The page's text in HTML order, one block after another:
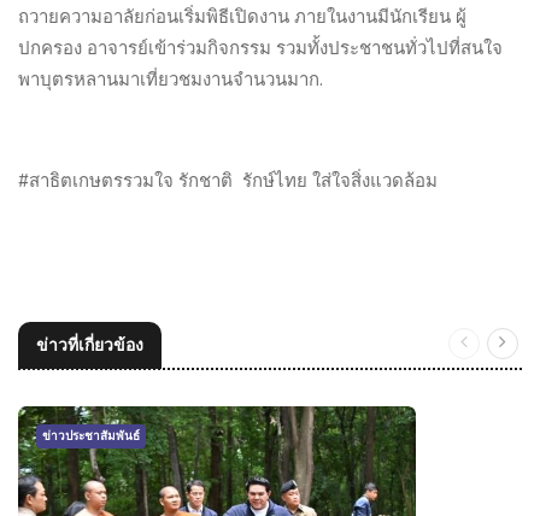
ถวายความอาลัยก่อนเริ่มพิธีเปิดงาน ภายในงานมีนักเรียน ผู้
ปกครอง อาจารย์เข้าร่วมกิจกรรม รวมทั้งประชาชนทั่วไปที่สนใจ
พาบุตรหลานมาเที่ยวชมงานจำนวนมาก.
#สาธิตเกษตรรวมใจ รักชาติ รักษ์ไทย ใส่ใจสิ่งแวดล้อม
ข่าวที่เกี่ยวข้อง
ข่าวประชาสัมพันธ์